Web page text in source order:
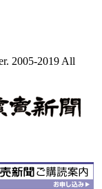
2005-2019 All